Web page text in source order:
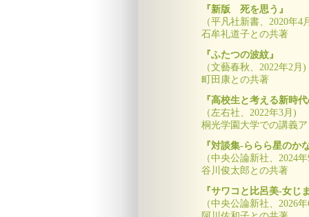
『新版 死を思う』
（平凡社新書、2020年4
石牟礼道子との共著
『ふたつの波紋』
（文藝春秋、2022年2月)
町田康との共著
『高校生と考える新時
（左右社、2022年3月)
桐光学園大学での講義
『対談集-ららら星のか
（中央公論新社、2024
谷川俊太郎との共著
『サワコと比呂美-女じ
（中央公論新社、2026